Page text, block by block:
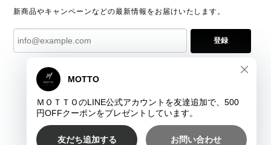
新商品やキャンペーンなどの最新情報をお届けいたします。
登録